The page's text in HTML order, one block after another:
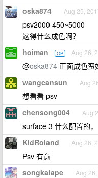
oska874 Aug 25,
psv2000 450~5000
这得什么成色啊？
hoiman OP Aug 26,
@oska874 正面成色蛮
wangcansun Aug
想看看 psv
chensong004 Aug
surface 3 什么配置的，
KidRoland Aug 26,
Psv 有意
songkaiape Aug